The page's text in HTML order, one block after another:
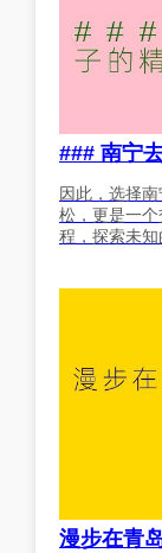
### 南宁
因此，选择
松，更是一
程，探索未知
漫步在青